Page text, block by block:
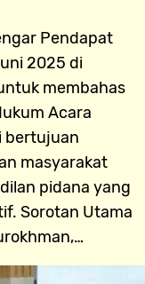
Pendapat
2025 di
membahas
Acara
bertujuan
masyarakat
pidana yang
Sorotan Utama